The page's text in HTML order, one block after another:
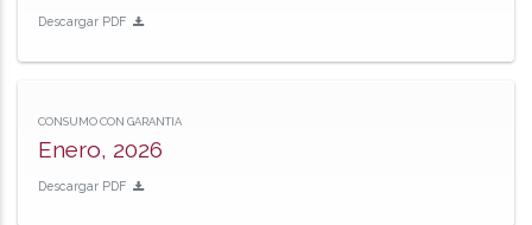
Descargar PDF
CONSUMO CON GARANTIA
Enero, 2026
Descargar PDF